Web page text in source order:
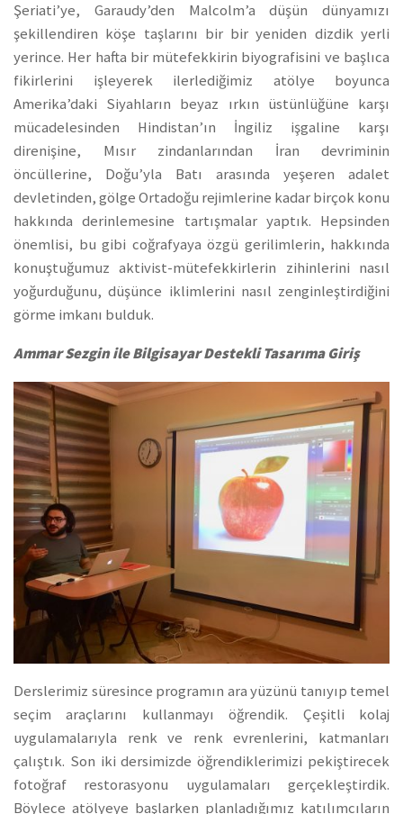
Şeriati’ye, Garaudy’den Malcolm’a düşün dünyamızı
şekillendiren köşe taşlarını bir bir yeniden dizdik yerli
yerince. Her hafta bir mütefekkirin biyografisini ve başlıca
fikirlerini işleyerek ilerlediğimiz atölye boyunca
Amerika’daki Siyahların beyaz ırkın üstünlüğüne karşı
mücadelesinden Hindistan’ın İngiliz işgaline karşı
direnişine, Mısır zindanlarından İran devriminin
öncüllerine, Doğu’yla Batı arasında yeşeren adalet
devletinden, gölge Ortadoğu rejimlerine kadar birçok konu
hakkında derinlemesine tartışmalar yaptık. Hepsinden
önemlisi, bu gibi coğrafyaya özgü gerilimlerin, hakkında
konuştuğumuz aktivist-mütefekkirlerin zihinlerini nasıl
yoğurduğunu, düşünce iklimlerini nasıl zenginleştirdiğini
görme imkanı bulduk.
Ammar Sezgin ile Bilgisayar Destekli Tasarıma Giriş
Derslerimiz süresince programın ara yüzünü tanıyıp temel
seçim araçlarını kullanmayı öğrendik. Çeşitli kolaj
uygulamalarıyla renk ve renk evrenlerini, katmanları
çalıştık. Son iki dersimizde öğrendiklerimizi pekiştirecek
fotoğraf restorasyonu uygulamaları gerçekleştirdik.
Böylece atölyeye başlarken planladığımız katılımcıların